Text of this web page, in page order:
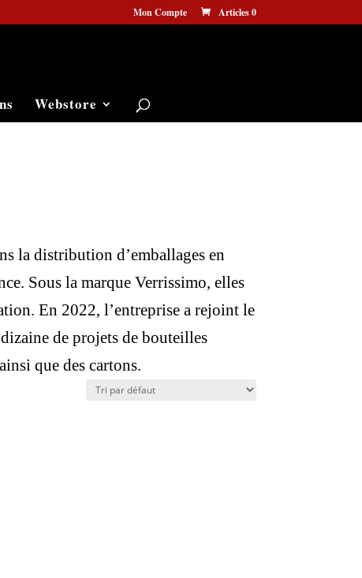
Mon Compte Articles 0
Webstore
la distribution d’emballages en
Sous la marque Verrissimo, elles
En 2022, l’entreprise a rejoint le
de projets de bouteilles
que des cartons.